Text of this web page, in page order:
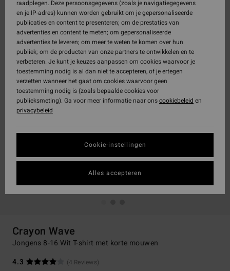
Crayon Wave
Jongens 8-16 Wit T-shirt met korte mouwen
4.3
(4 Reviews)
raadplegen. Deze persoonsgegevens (zoals je navigatiegegevens
en je IP-adres) kunnen worden gebruikt om je gepersonaliseerde
publicaties en content te presenteren; om de prestaties van
advertenties en content te meten; om gepersonaliseerde
advertenties te leveren; om meer te weten te komen over hun
publiek; om de producten van onze partners te ontwikkelen en te
verbeteren. Je kunt je keuzes aanpassen om cookies waarvoor je
toestemming nodig is al dan niet te accepteren, of je ertegen
verzetten wanneer het gaat om cookies waarvoor geen
toestemming nodig is (zoals bepaalde cookies voor
publieksmeting). Ga voor meer informatie naar onscookiebeleid en
privacybeleid
Cookie-instellingen
Alles accepteren